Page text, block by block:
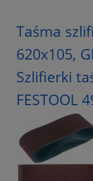
Taśma
620x105,
Szlifierki
FESTOOL